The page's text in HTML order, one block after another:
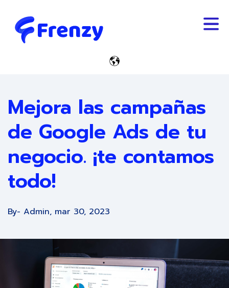
Trabaja Con Nosotros
Español - Guatemala
Mejora las campañas
de Google Ads de tu
negocio. ¡te contamos
todo!
By- Admin, mar 30, 2023